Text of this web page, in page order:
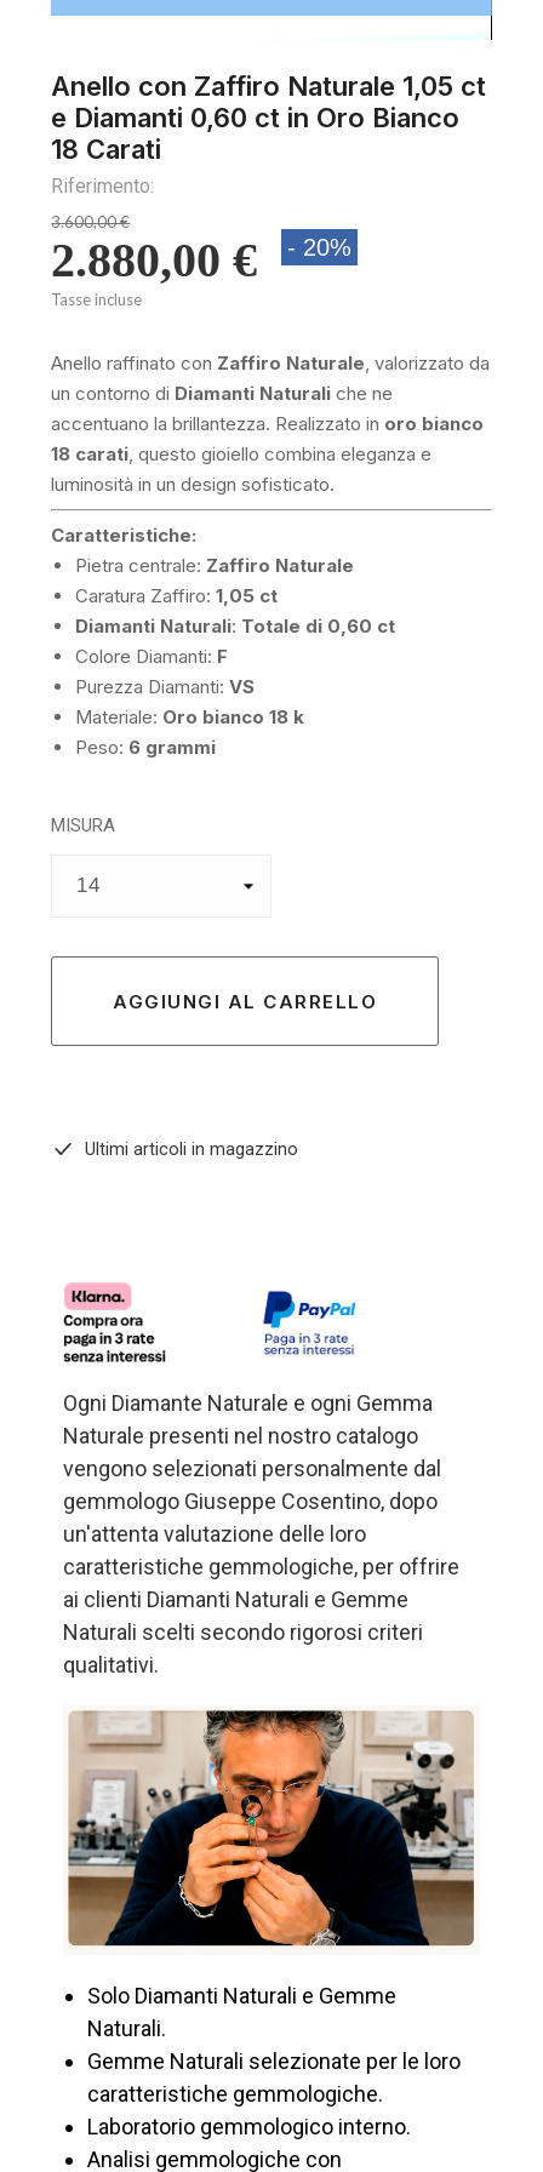
Anello con Zaffiro Naturale 1,05 ct
e Diamanti 0,60 ct in Oro Bianco
18 Carati
Riferimento:
3.600,00 €
2.880,00 € - 20%
Tasse incluse
Anello raffinato con Zaffiro Naturale, valorizzato da
un contorno di Diamanti Naturali che ne
accentuano la brillantezza. Realizzato in oro bianco
18 carati, questo gioiello combina eleganza e
luminosità in un design sofisticato.
Caratteristiche:
Pietra centrale: Zaffiro Naturale
Caratura Zaffiro:1,05 ct
Diamanti Naturali: Totale di 0,60 ct
Colore Diamanti: F
Purezza Diamanti:VS
Materiale: Oro bianco 18 k
Peso: 6 grammi
MISURA
AGGIUNGI AL CARRELLO
Ultimi articoli in magazzino
Ogni Diamante Naturale e ogni Gemma
Naturale presenti nel nostro catalogo
vengono selezionati personalmente dal
gemmologo Giuseppe Cosentino, dopo
un'attenta valutazione delle loro
caratteristiche gemmologiche, per offrire
ai clienti Diamanti Naturali e Gemme
Naturali scelti secondo rigorosi criteri
qualitativi.
Solo Diamanti Naturali e Gemme
Naturali.
Gemme Naturali selezionate per le loro
caratteristiche gemmologiche.
Laboratorio gemmologico interno.
Analisi gemmologiche con